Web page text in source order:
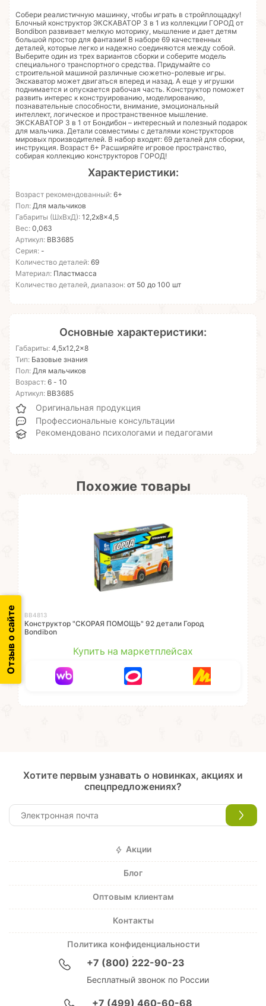
Собери реалистичную машинку, чтобы играть в стройплощадку!
Блочный конструктор ЭКСКАВАТОР 3 в 1 из коллекции ГОРОД от
Bondibon развивает мелкую моторику, мышление и дает детям
большой простор для фантазии! В наборе 69 качественных
деталей, которые легко и надежно соединяются между собой.
Выберите один из трех вариантов сборки и соберите модель
специального транспортного средства. Придумайте со
строительной машиной различные сюжетно-ролевые игры.
Экскаватор может двигаться вперед и назад. А еще у игрушки
поднимается и опускается рабочая часть. Конструктор поможет
развить интерес к конструированию, моделированию,
познавательные способности, внимание, эмоциональный
интеллект, логическое и пространственное мышление.
ЭКСКАВАТОР 3 в 1 от Бондибон – интересный и полезный подарок
для мальчика. Детали совместимы с деталями конструкторов
мировых производителей. В набор входят: 69 деталей для сборки,
инструкция. Возраст 6+ Расширяйте игровое пространство,
собирая коллекцию конструкторов ГОРОД!
Характеристики:
Возраст рекомендованный: 6+
Пол: Для мальчиков
Габариты (ШхВхД): 12,2x8x4,5
Вес: 0,063
Артикул: ВВ3685
Серия: -
Количество деталей: 69
Материал: Пластмасса
Количество деталей, диапазон: от 50 до 100 шт
Основные характеристики:
Габариты: 4,5x12,2x8
Тип: Базовые знания
Пол: Для мальчиков
Возраст: 6 - 10
Артикул: ВВ3685
Оригинальная продукция
Профессиональные консультации
Рекомендовано психологами и педагогами
Похожие товары
ВВ4813
Конструктор "СКОРАЯ ПОМОЩЬ" 92 детали Город
Bondibon
Купить на маркетплейсах
Отзыв о сайте
Хотите первым узнавать о новинках, акциях и
спецпредложениях?
Акции
Блог
Оптовым клиентам
Контакты
Политика конфиденциальности
+7 (800) 222-90-23
Бесплатный звонок по России
+7 (499) 460-60-68